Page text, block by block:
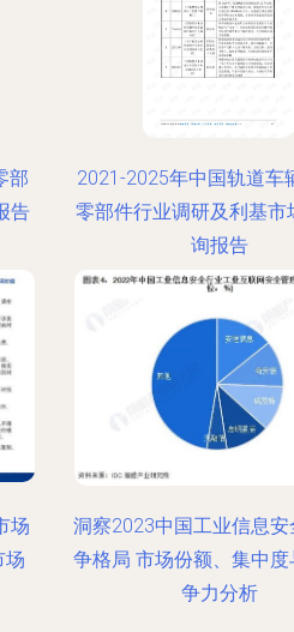
部
告
2021-2025年中国轨道车
零部件行业调研及利基市
询报告
场
场
洞察2023中国工业信息
争格局 市场份额、集中
争力分析